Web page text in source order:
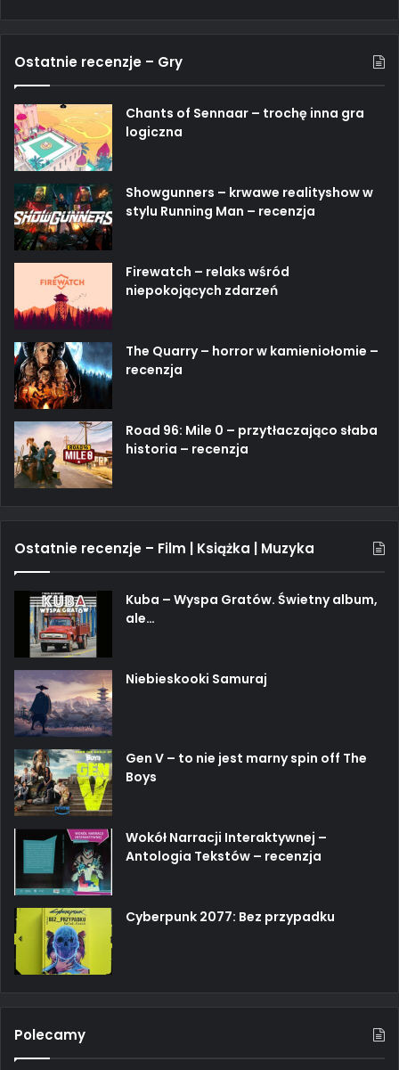
Ostatnie recenzje – Gry
Chants of Sennaar – trochę inna gra
logiczna
Showgunners – krwawe realityshow w
stylu Running Man – recenzja
Firewatch – relaks wśród
niepokojących zdarzeń
The Quarry – horror w kamieniołomie –
recenzja
Road 96: Mile 0 – przytłaczająco słaba
historia – recenzja
Ostatnie recenzje – Film | Książka | Muzyka
Kuba – Wyspa Gratów. Świetny album,
ale…
Niebieskooki Samuraj
Gen V – to nie jest marny spin off The
Boys
Wokół Narracji Interaktywnej –
Antologia Tekstów – recenzja
Cyberpunk 2077: Bez przypadku
Polecamy